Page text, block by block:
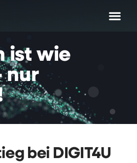
ist wie
nur
bei DIGIT4U